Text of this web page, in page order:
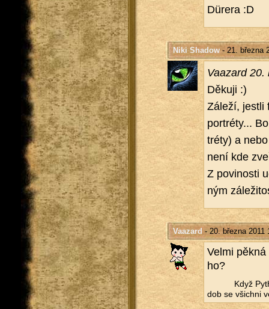
Dürera :D
Niki Shadow- 21. března
Va­a­zard 20.
Dě­ku­ji :)
Zá­le­ží, jest­li
por­tréty...
tréty) a
není kde
Z po­vi­nos­ti
ným
Vaazard - 20. března 2011
Velmi
ho?
Když
dob se všich­ni